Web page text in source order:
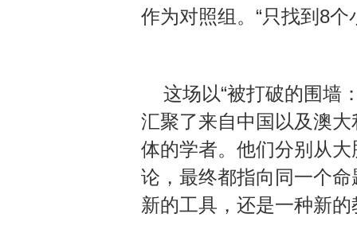
作为对照组。“只找到8个
这场以“被打破的围墙
汇聚了来自中国以及澳
体的学者。他们分别从
论，最终都指向同一个
新的工具，还是一种新的